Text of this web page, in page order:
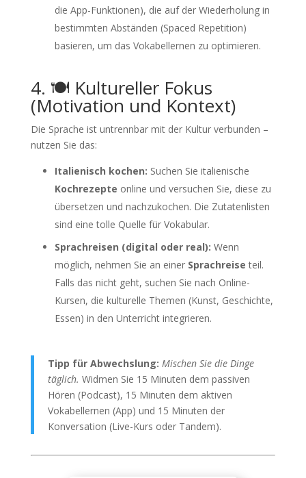
die App-Funktionen), die auf der Wiederholung in
bestimmten Abständen (Spaced Repetition)
basieren, um das Vokabellernen zu optimieren.
4. 🍽️ Kultureller Fokus
(Motivation und Kontext)
Die Sprache ist untrennbar mit der Kultur verbunden –
nutzen Sie das:
Italienisch kochen: Suchen Sie italienische
Kochrezepte online und versuchen Sie, diese zu
übersetzen und nachzukochen. Die Zutatenlisten
sind eine tolle Quelle für Vokabular.
Sprachreisen (digital oder real): Wenn
möglich, nehmen Sie an einer Sprachreise teil.
Falls das nicht geht, suchen Sie nach Online-
Kursen, die kulturelle Themen (Kunst, Geschichte,
Essen) in den Unterricht integrieren.
Tipp für Abwechslung: Mischen Sie die Dinge
täglich. Widmen Sie 15 Minuten dem passiven
Hören (Podcast), 15 Minuten dem aktiven
Vokabellernen (App) und 15 Minuten der
Konversation (Live-Kurs oder Tandem).